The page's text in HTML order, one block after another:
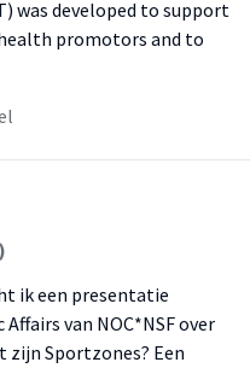
was developed to support
promotors and to
ik een presentatie
van NOC*NSF over
zijn Sportzones? Een